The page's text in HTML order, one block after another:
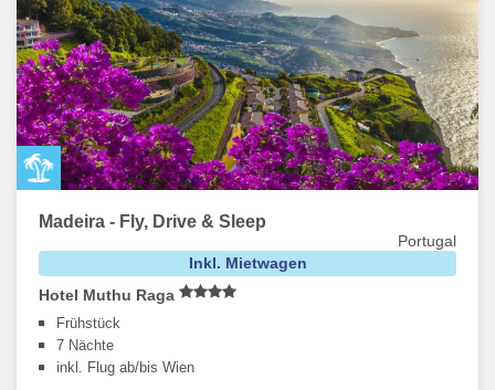
Madeira - Fly, Drive & Sleep
Portugal
Inkl. Mietwagen
Hotel Muthu Raga
Frühstück
7 Nächte
inkl. Flug ab/bis Wien